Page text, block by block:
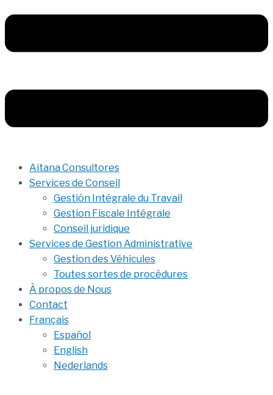
Aitana Consultores
Services de Conseil
Gestión Intégrale du Travail
Gestion Fiscale Intégrale
Conseil juridique
Services de Gestion Administrative
Gestion des Véhicules
Toutes sortes de procédures
À propos de Nous
Contact
Français
Español
English
Nederlands